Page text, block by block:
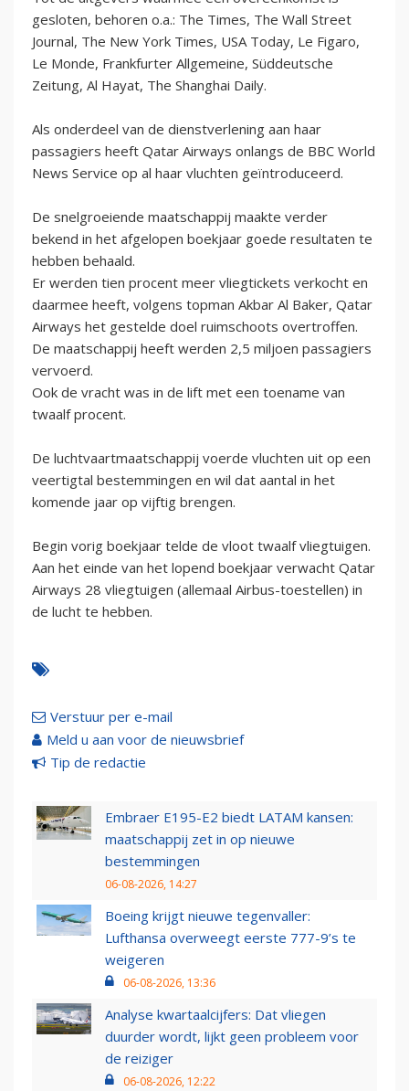
gesloten, behoren o.a.: The Times, The Wall Street
Journal, The New York Times, USA Today, Le Figaro,
Le Monde, Frankfurter Allgemeine, Süddeutsche
Zeitung, Al Hayat, The Shanghai Daily.
Als onderdeel van de dienstverlening aan haar
passagiers heeft Qatar Airways onlangs de BBC World
News Service op al haar vluchten geïntroduceerd.
De snelgroeiende maatschappij maakte verder
bekend in het afgelopen boekjaar goede resultaten te
hebben behaald.
Er werden tien procent meer vliegtickets verkocht en
daarmee heeft, volgens topman Akbar Al Baker, Qatar
Airways het gestelde doel ruimschoots overtroffen.
De maatschappij heeft werden 2,5 miljoen passagiers
vervoerd.
Ook de vracht was in de lift met een toename van
twaalf procent.
De luchtvaartmaatschappij voerde vluchten uit op een
veertigtal bestemmingen en wil dat aantal in het
komende jaar op vijftig brengen.
Begin vorig boekjaar telde de vloot twaalf vliegtuigen.
Aan het einde van het lopend boekjaar verwacht Qatar
Airways 28 vliegtuigen (allemaal Airbus-toestellen) in
de lucht te hebben.
Verstuur per e-mail
Meld u aan voor de nieuwsbrief
Tip de redactie
Embraer E195-E2 biedt LATAM kansen:
maatschappij zet in op nieuwe
bestemmingen
06-08-2026, 14:27
Boeing krijgt nieuwe tegenvaller:
Lufthansa overweegt eerste 777-9’s te
weigeren
06-08-2026, 13:36
Analyse kwartaalcijfers: Dat vliegen
duurder wordt, lijkt geen probleem voor
de reiziger
06-08-2026, 12:22